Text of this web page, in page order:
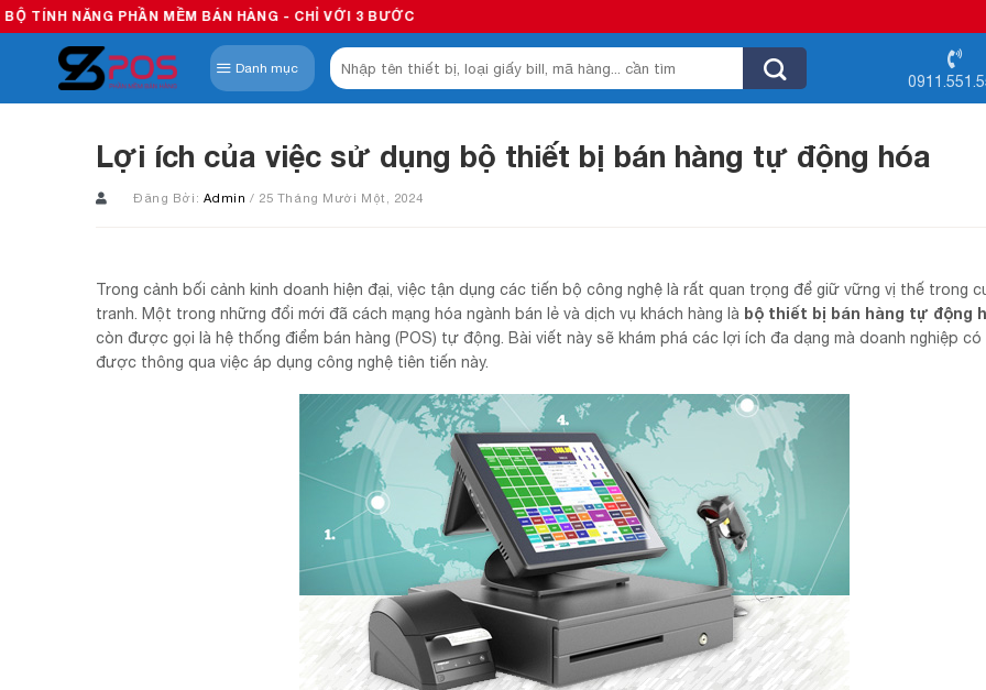
Skip
to
content
MỀM BÁN HÀNG - CHỈ VỚI 3 BƯỚC
Danh mục
Tìm
kiếm:
Lợi ích của việc sử dụng bộ thiết bị bán hàng tự động hóa
Đăng Bởi: Admin / 25 Tháng Mười Một, 2024
Trong cảnh bối cảnh kinh doanh hiện đại, việc tận dụng các tiến bộ công nghệ là rất quan trọng để giữ vững vị thế trong
tranh. Một trong những đổi mới đã cách mạng hóa ngành bán lẻ và dịch vụ khách hàng là bộ thiết bị bán hàng tự động
còn được gọi là hệ thống điểm bán hàng (POS) tự động. Bài viết này sẽ khám phá các lợi ích đa dạng mà doanh nghiệp
được thông qua việc áp dụng công nghệ tiên tiến này.